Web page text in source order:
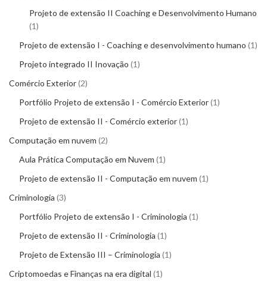
Projeto de extensão II Coaching e Desenvolvimento Humano
1
Projeto de extensão I - Coaching e desenvolvimento humano 1
Projeto integrado II Inovação 1
Comércio Exterior 2
Portfólio Projeto de extensão I - Comércio Exterior 1
Projeto de extensão II - Comércio exterior 1
Computação em nuvem 2
Aula Prática Computação em Nuvem 1
Projeto de extensão II - Computação em nuvem 1
Criminologia 3
Portfólio Projeto de extensão I - Criminologia 1
Projeto de extensão II - Criminologia 1
Projeto de Extensão III – Criminologia 1
Criptomoedas e Finanças na era digital 1